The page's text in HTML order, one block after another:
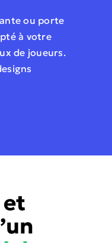
ou porte
à votre
de joueurs.